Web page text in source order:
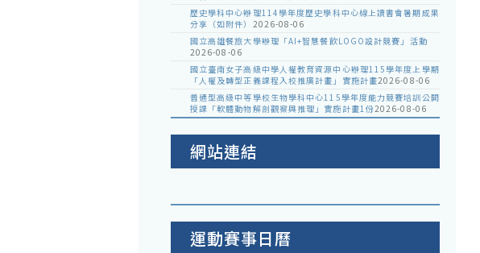
歷史學科中心辦理114學年度歷史學科中心線上讀書會暑期成果
分享（如附件） 2026-08-06
國立高雄餐旅大學辦理「AI+智慧餐飲LOGO設計競賽」活動
2026-08-06
國立臺南女子高級中學人權教育資源中心辦理115學年度上學期
「人權及轉型正義課程入校推廣計畫」實施計畫2026-08-06
普通型高級中等學校生物學科中心115學年度能力競賽培訓公開
授課「軟體動物解剖觀察與推理」實施計畫1份2026-08-06
網站連結
運動賽事日曆